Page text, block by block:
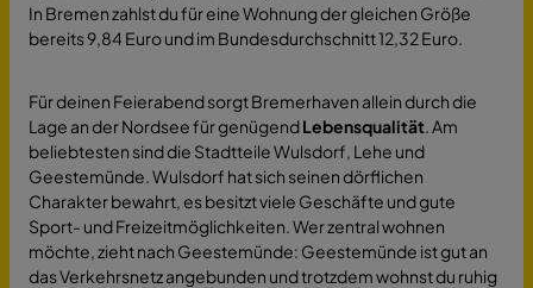
In Bremen zahlst du für eine Wohnung der gleichen Größe
bereits 9,84 Euro und im Bundesdurchschnitt 12,32 Euro.
Für deinen Feierabend sorgt Bremerhaven allein durch die
Lage an der Nordsee für genügendLebensqualität. Am
beliebtesten sind die Stadtteile Wulsdorf, Lehe und
Geestemünde. Wulsdorf hat sich seinen dörflichen
Charakter bewahrt, es besitzt viele Geschäfte und gute
Sport- und Freizeitmöglichkeiten. Wer zentral wohnen
möchte, zieht nach Geestemünde: Geestemünde ist gut an
das Verkehrsnetz angebunden und trotzdem wohnst du ruhig